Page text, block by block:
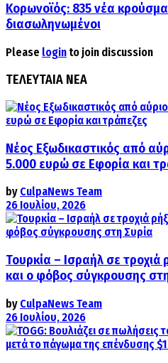
Κορωνοϊός: 835 νέα
διασωληνωμένοι
Please login to join discussion
ΤΕΛΕΥΤΑΙΑ ΝΕΑ
Νέος Εξωδικαστικός από
5.000 ευρώ σε Εφορία και
by CulpaNews Team
26 Ιουλίου, 2026
Τουρκία – Ισραήλ σε τροχιά
και ο φόβος σύγκρουσης
by CulpaNews Team
26 Ιουλίου, 2026